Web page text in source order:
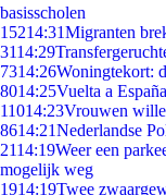
basisscholen
15214:31Migranten
3114:29
7314:26Woningtekort:
8014:25Vuelta a
11014:23Vrouwen
8614:21Nederlandse
2114:19Weer een
mogelijk weg
1914:19Twee